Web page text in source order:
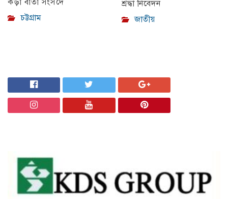
কড়া বার্তা সংসদে
চট্টগ্রাম
শ্রদ্ধা নিবেদন
জাতীয়